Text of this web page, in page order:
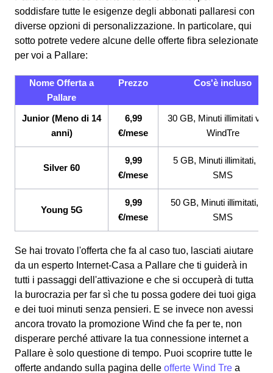
soddisfare tutte le esigenze degli abbonati pallaresi con
diverse opzioni di personalizzazione. In particolare, qui
sotto potrete vedere alcune delle offerte fibra selezionate
per voi a Pallare:
Nome Offerta a
Pallare
Prezzo Cos'è incluso
Junior (Meno di 14
anni)
6,99
€/mese
30 GB, Minuti illimitati
WindTre
Silver 60
9,99
€/mese
5 GB, Minuti illimitati, 200
SMS
Young 5G
9,99
€/mese
50 GB, Minuti illimitati,
SMS
Se hai trovato l'offerta che fa al caso tuo, lasciati aiutare
da un esperto Internet-Casa a Pallare che ti guiderà in
tutti i passaggi dell'attivazione e che si occuperà di tutta
la burocrazia per far sì che tu possa godere dei tuoi giga
e dei tuoi minuti senza pensieri. E se invece non avessi
ancora trovato la promozione Wind che fa per te, non
disperare perché attivare la tua connessione internet a
Pallare è solo questione di tempo. Puoi scoprire tutte le
offerte andando sulla pagina delle offerte Wind Tre a